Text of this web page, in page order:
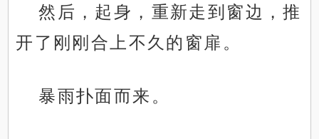
然后，起身，重新走到窗边，推
开了刚刚合上不久的窗扉。
暴雨扑面而来。